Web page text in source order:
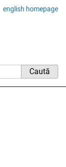
english homepage